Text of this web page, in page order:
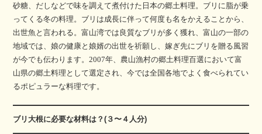
砂糖、だしなどで味を調えて煮付けた日本の郷土料理。ブリに脂が乗
ってくる冬の料理。ブリは成長に伴って何度も名をかえることから、
出世魚と言われる。富山湾では良質なブリが多く獲れ、富山の一部の
地域では、娘の健康と娘婿の出世を祈願し、嫁ぎ先にブリを贈る風習
が今でも伝わります。2007年、農山漁村の郷土料理百選において富
山県の郷土料理として選定され、今では全国各地でよく食べられてい
るポピュラーな料理です。
ブリ大根に必要な材料は？(３〜４人分)